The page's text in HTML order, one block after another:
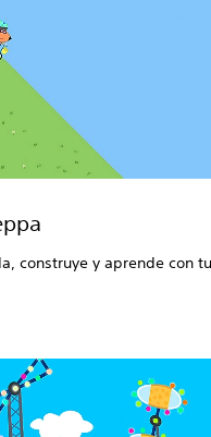
construye y aprende con